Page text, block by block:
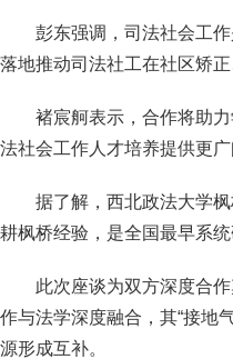
彭东强调，司法社会工
落地推动司法社工在社区矫
褚宸舸表示，合作将助
法社会工作人才培养提供更广
据了解，西北政法大学
耕枫桥经验，是全国最早系
此次座谈为双方深度合
作与法学深度融合，其“接地
源形成互补。